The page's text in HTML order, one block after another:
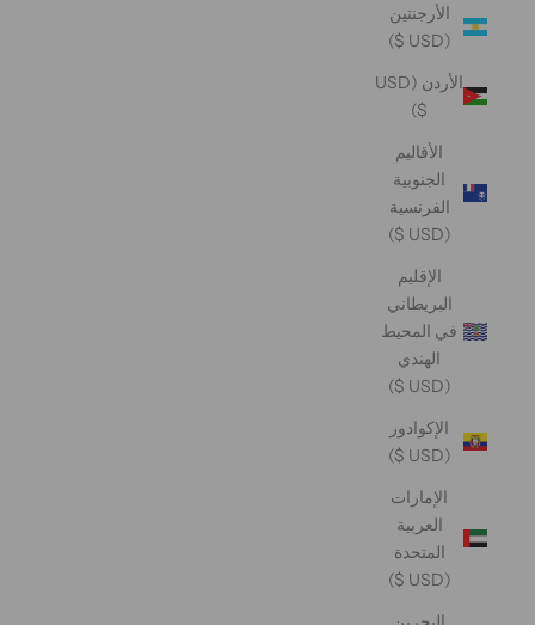
الأرجنتين
(USD $)
الأردن (USD
$)
الأقاليم
الجنوبية
الفرنسية
(USD $)
الإقليم
البريطاني
في المحيط
الهندي
(USD $)
الإكوادور
(USD $)
الإمارات
العربية
المتحدة
(USD $)